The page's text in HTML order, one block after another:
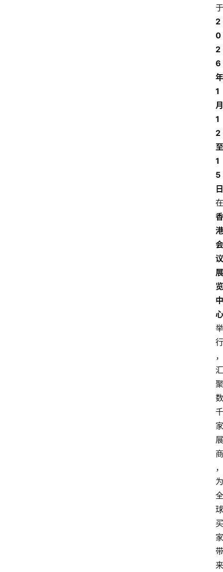
于
2
0
2
6
年
1
月
1
2
至
1
5
日
在
香
港
会
议
展
览
中
心
举
行
，
汇
聚
数
千
家
展
商
，
为
全
球
买
家
带
来